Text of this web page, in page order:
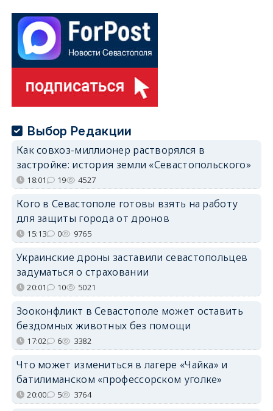
Выбор Редакции
Как совхоз-миллионер растворялся в
застройке: история земли «Севастопольского»
18:01 19 4527
Кого в Севастополе готовы взять на работу
для защиты города от дронов
15:13 0 9765
Украинские дроны заставили севастопольцев
задуматься о страховании
20:01 10 5021
Зооконфликт в Севастополе может оставить
бездомных животных без помощи
17:02 6 3382
Что может измениться в лагере «Чайка» и
батилиманском «профессорском уголке»
20:00 5 3764